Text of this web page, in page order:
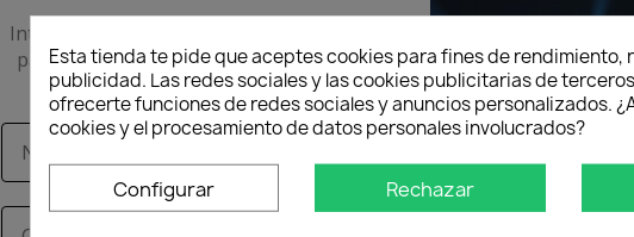
Esta tienda te pide que aceptes cookies para fines de rendimiento,
publicidad. Las redes sociales y las cookies publicitarias de
ofrecerte funciones de redes sociales y anuncios personalizados.
cookies y el procesamiento de datos personales involucrados?
Configurar Rechazar
Introduce tu correo electrónico aquí abajo
para recibir un5% DE DESCUENTOen tu
primer pedido.
Nome
Email